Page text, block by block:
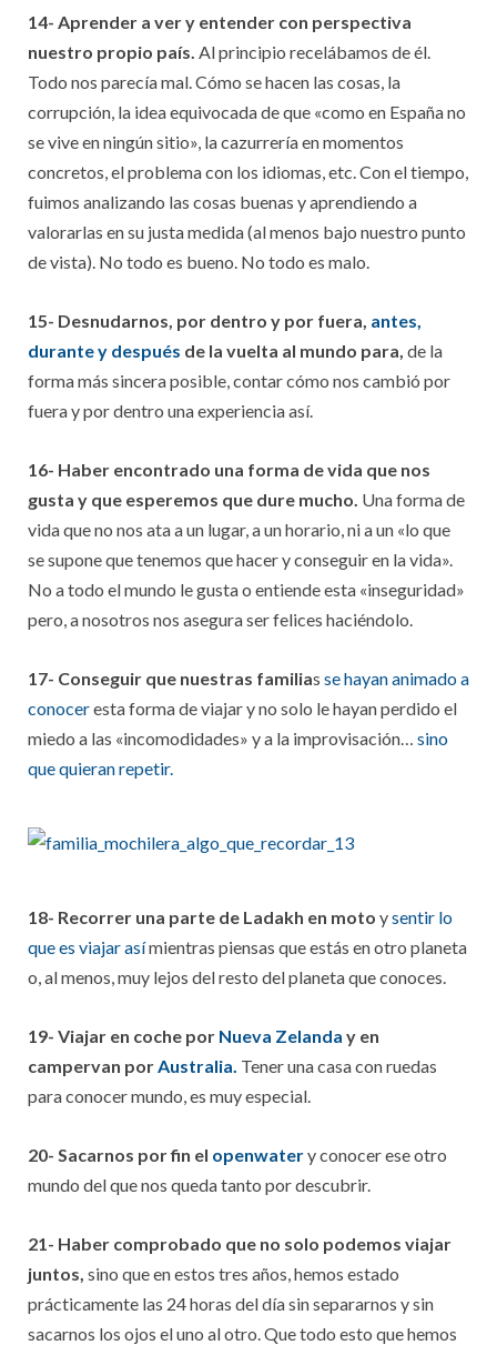
14- Aprender a ver y entender con perspectiva
nuestro propio país. Al principio recelábamos de él.
Todo nos parecía mal. Cómo se hacen las cosas, la
corrupción, la idea equivocada de que «como en España no
se vive en ningún sitio», la cazurrería en momentos
concretos, el problema con los idiomas, etc. Con el tiempo,
fuimos analizando las cosas buenas y aprendiendo a
valorarlas en su justa medida (al menos bajo nuestro punto
de vista). No todo es bueno. No todo es malo.
15- Desnudarnos, por dentro y por fuera, antes,
durante y después de la vuelta al mundo para, de la
forma más sincera posible, contar cómo nos cambió por
fuera y por dentro una experiencia así.
16- Haber encontrado una forma de vida que nos
gusta y que esperemos que dure mucho. Una forma de
vida que no nos ata a un lugar, a un horario, ni a un «lo que
se supone que tenemos que hacer y conseguir en la vida».
No a todo el mundo le gusta o entiende esta «inseguridad»
pero, a nosotros nos asegura ser felices haciéndolo.
17- Conseguir que nuestras familias se hayan animado a
conoceresta forma de viajar y no solo le hayan perdido el
miedo a las «incomodidades» y a la improvisación… sino
que quieran repetir.
18- Recorrer una parte de Ladakh en moto ysentir lo
que es viajar asímientras piensas que estás en otro planeta
o, al menos, muy lejos del resto del planeta que conoces.
19- Viajar en coche por Nueva Zelanda y en
campervan porAustralia. Tener una casa con ruedas
para conocer mundo, es muy especial.
20- Sacarnos por fin el openwatery conocer ese otro
mundo del que nos queda tanto por descubrir.
21- Haber comprobado que no solo podemos viajar
juntos, sino que en estos tres años, hemos estado
prácticamente las 24 horas del día sin separarnos y sin
sacarnos los ojos el uno al otro. Que todo esto que hemos